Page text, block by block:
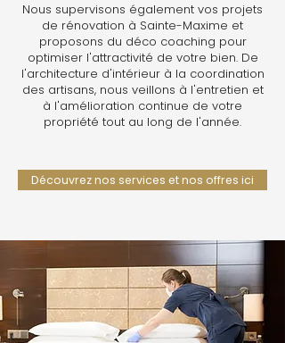
Nous supervisons également vos projets
de rénovation à Sainte-Maxime et
proposons du déco coaching pour
optimiser l'attractivité de votre bien. De
l'architecture d'intérieur à la coordination
des artisans, nous veillons à l'entretien et
à l'amélioration continue de votre
propriété tout au long de l'année.
Découvrez nos services et nos offres ici